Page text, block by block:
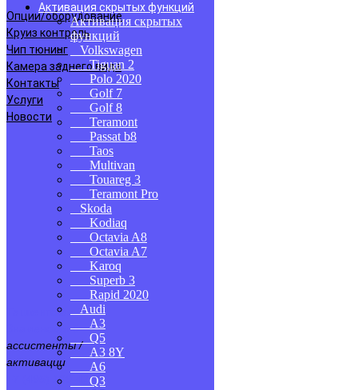
Ташкентская 28с1
Знаменская 5
ассистенты /
активации
+7 (495) 109-42-00
Опции/оборудование
Круиз контроль
Чип тюнинг
Камера заднего вида
Контакты
Услуги
Новости
Активация скрытых функций
Активация скрытых
функций
Volkswagen
Tiguan 2
Polo 2020
Golf 7
Golf 8
Teramont
Passat b8
Taos
Multivan
Touareg 3
Teramont Pro
Skoda
Kodiaq
Octavia A8
Octavia A7
Karoq
Superb 3
Rapid 2020
Audi
A3
Q5
А3 8Y
A6
Q3